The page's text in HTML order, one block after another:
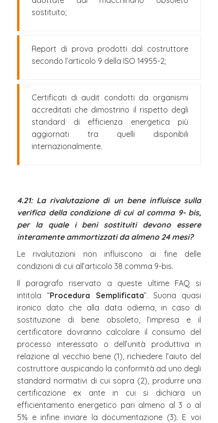
sostituito;
Report di prova prodotti dal costruttore
secondo l’articolo 9 della ISO 14955-2;
Certificati di audit condotti da organismi
accreditati che dimostrino il rispetto degli
standard di efficienza energetica più
aggiornati tra quelli disponibili
internazionalmente.
4.21: La rivalutazione di un bene influisce sulla
verifica della condizione di cui al comma 9- bis,
per la quale i beni sostituiti devono essere
interamente ammortizzati da almeno 24 mesi?
Le rivalutazioni non influiscono ai fine delle
condizioni di cui all’articolo 38 comma 9-bis.
Il paragrafo riservato a queste ultime FAQ si
intitola “Procedura Semplificata”. Suona quasi
ironico dato che alla data odierna, in caso di
sostituzione di bene obsoleto, l’impresa e il
certificatore dovranno calcolare il consumo del
processo interessato o dell’unità produttiva in
relazione al vecchio bene (1), richiedere l’aiuto del
costruttore auspicando la conformità ad uno degli
standard normativi di cui sopra (2), produrre una
certificazione ex ante in cui si dichiara un
efficientamento energetico pari almeno al 3 o al
5% e infine inviare la documentazione (3). E voi